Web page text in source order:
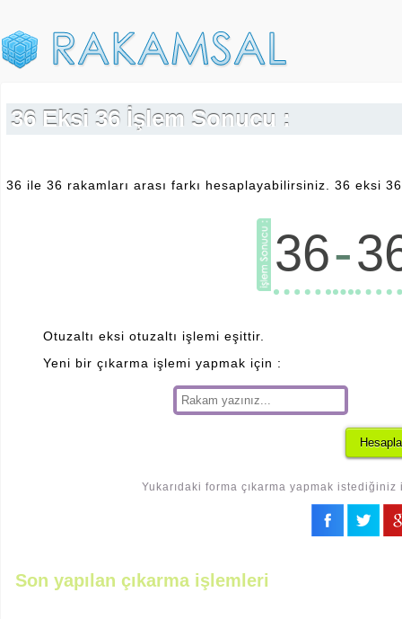
36 Eksi 36 İşlem Sonucu :
36 ile 36 rakamları arası farkı hesaplayabilirsiniz. 36 eksi
36-
Otuzaltı eksi otuzaltı işlemi eşittir.
Yeni bir çıkarma işlemi yapmak için :
Yukarıdaki forma çıkarma yapmak istediğiniz
Son yapılan çıkarma işlemleri